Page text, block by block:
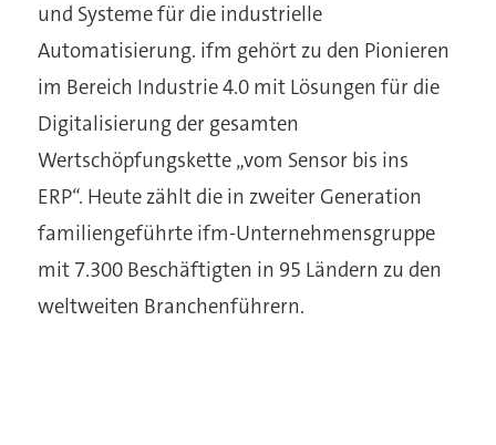
und Systeme für die industrielle
Automatisierung. ifm gehört zu den Pionieren
im Bereich Industrie 4.0 mit Lösungen für die
Digitalisierung der gesamten
Wertschöpfungskette „vom Sensor bis ins
ERP“. Heute zählt die in zweiter Generation
familiengeführte ifm-Unternehmensgruppe
mit 7.300 Beschäftigten in 95 Ländern zu den
weltweiten Branchenführern.